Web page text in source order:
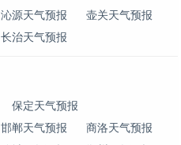
沁源天气预报
壶关天气预报
长治天气预报
保定天气预报
邯郸天气预报
商洛天气预报